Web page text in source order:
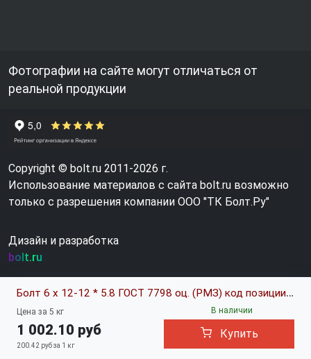
Болт 6 х 12-12 * 5.8 ГОСТ 7798 оц. (РМЗ) код позиции 0345109
Цена за 5 кг
1 002.10 руб
200.42 руб за 1 кг
В наличии
Купить
Фотографии на сайте могут отличаться от
реальной продукции
Copyright © bolt.ru 2011-2026 г.
Использование материалов с сайта bolt.ru возможно
только с разрешения компании ООО "ТК Болт.Ру"
Дизайн и разработка
bolt.ru